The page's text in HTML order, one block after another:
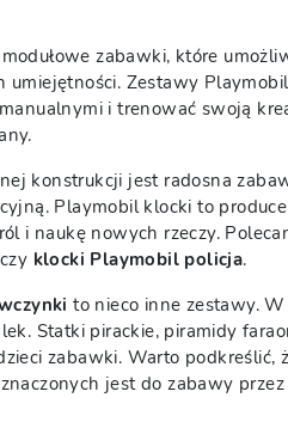
zabawki, które
umiejętności. Zestawy
i trenować swoją
konstrukcji jest radosna
Playmobil klocki to
i naukę nowych rzeczy.
klocki Playmobil policja.
to nieco inne zestawy.
Statki pirackie, piramidy
zabawki. Warto podkreślić,
jest do zabawy przez